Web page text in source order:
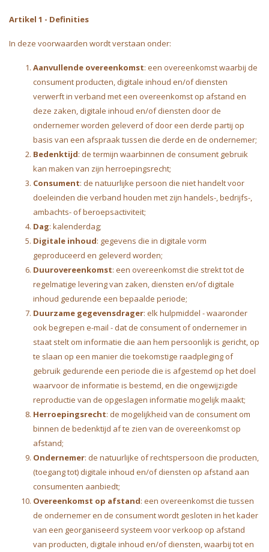
Artikel 1 - Definities
In deze voorwaarden wordt verstaan onder:
Aanvullende overeenkomst: een overeenkomst waarbij de
consument producten, digitale inhoud en/of diensten
verwerft in verband met een overeenkomst op afstand en
deze zaken, digitale inhoud en/of diensten door de
ondernemer worden geleverd of door een derde partij op
basis van een afspraak tussen die derde en de ondernemer;
Bedenktijd: de termijn waarbinnen de consument gebruik
kan maken van zijn herroepingsrecht;
Consument: de natuurlijke persoon die niet handelt voor
doeleinden die verband houden met zijn handels-, bedrijfs-,
ambachts- of beroepsactiviteit;
Dag: kalenderdag;
Digitale inhoud: gegevens die in digitale vorm
geproduceerd en geleverd worden;
Duurovereenkomst: een overeenkomst die strekt tot de
regelmatige levering van zaken, diensten en/of digitale
inhoud gedurende een bepaalde periode;
Duurzame gegevensdrager: elk hulpmiddel - waaronder
ook begrepen e-mail - dat de consument of ondernemer in
staat stelt om informatie die aan hem persoonlijk is gericht, op
te slaan op een manier die toekomstige raadpleging of
gebruik gedurende een periode die is afgestemd op het doel
waarvoor de informatie is bestemd, en die ongewijzigde
reproductie van de opgeslagen informatie mogelijk maakt;
Herroepingsrecht: de mogelijkheid van de consument om
binnen de bedenktijd af te zien van de overeenkomst op
afstand;
Ondernemer: de natuurlijke of rechtspersoon die producten,
(toegang tot) digitale inhoud en/of diensten op afstand aan
consumenten aanbiedt;
Overeenkomst op afstand: een overeenkomst die tussen
de ondernemer en de consument wordt gesloten in het kader
van een georganiseerd systeem voor verkoop op afstand
van producten, digitale inhoud en/of diensten, waarbij tot en